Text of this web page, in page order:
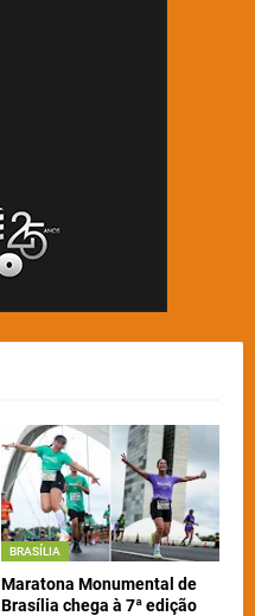
BRASÍLIA
Maratona Monumental de
Brasília chega à 7ª edição